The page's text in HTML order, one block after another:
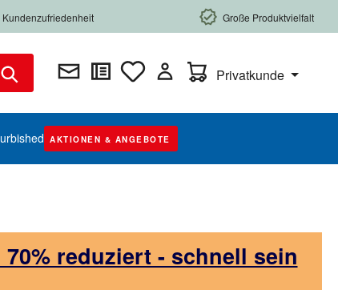
Kundenzufriedenheit Große Produktvielfalt
Warenkorb enthält 0
Privatkunde
AKTIONEN & ANGEBOTE
reduziert - schnell sein